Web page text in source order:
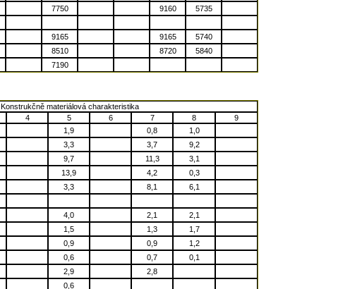
7750 9160
5735
9165 9165
5740
8510 8720
5840
7190
Konstrukčně materiálová charakteristika
4 5 6 7 8
9
1,9 0,8
1,0
3,3 3,7
9,2
9,7 11,3
3,1
13,9 4,2
0,3
3,3 8,1
6,1
4,0 2,1
2,1
1,5 1,3
1,7
0,9 0,9
1,2
0,6 0,7
0,1
2,9
2,8
0,6